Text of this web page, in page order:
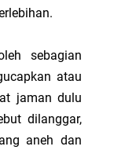
Hasil vs Cara Pandang
Tujuan
sebagian
atau
jaman dulu
dilanggar,
aneh dan